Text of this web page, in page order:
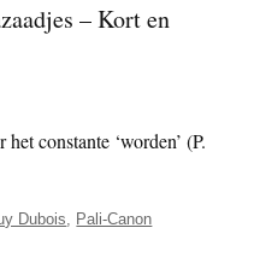
– Kort en
constante ‘worden’ (P.
Dubois
Pali-Canon